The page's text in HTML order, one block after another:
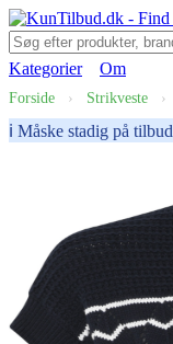
Kategorier Om
Forside › Strikveste ›
ℹ️ Måske stadig på tilbud